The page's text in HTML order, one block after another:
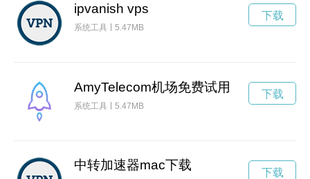
ipvanish vps
系统工具 5.47MB
下载
AmyTelecom机场免费试用
系统工具 5.47MB
下载
中转加速器mac下载 下载